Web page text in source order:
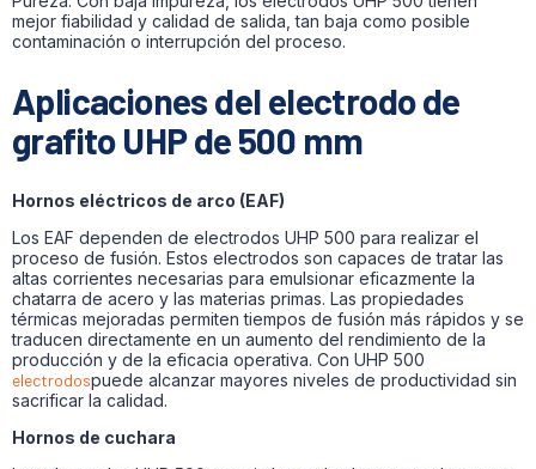
mejor fiabilidad y calidad de salida, tan baja como posible
contaminación o interrupción del proceso.
Aplicaciones del electrodo de
grafito UHP de 500 mm
Hornos eléctricos de arco (EAF)
Los EAF dependen de electrodos UHP 500 para realizar el
proceso de fusión. Estos electrodos son capaces de tratar las
altas corrientes necesarias para emulsionar eficazmente la
chatarra de acero y las materias primas. Las propiedades
térmicas mejoradas permiten tiempos de fusión más rápidos y se
traducen directamente en un aumento del rendimiento de la
producción y de la eficacia operativa. Con UHP 500
electrodospuede alcanzar mayores niveles de productividad sin
sacrificar la calidad.
Hornos de cuchara